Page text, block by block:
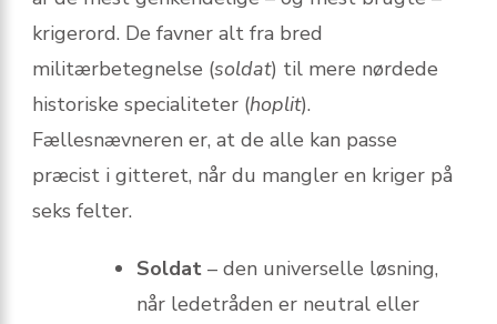
krigerord. De favner alt fra bred
militærbetegnelse (soldat) til mere nørdede
historiske specialiteter (hoplit).
Fællesnævneren er, at de alle kan passe
præcist i gitteret, når du mangler en kriger på
seks felter.
Soldat – den universelle løsning,
når ledetråden er neutral eller